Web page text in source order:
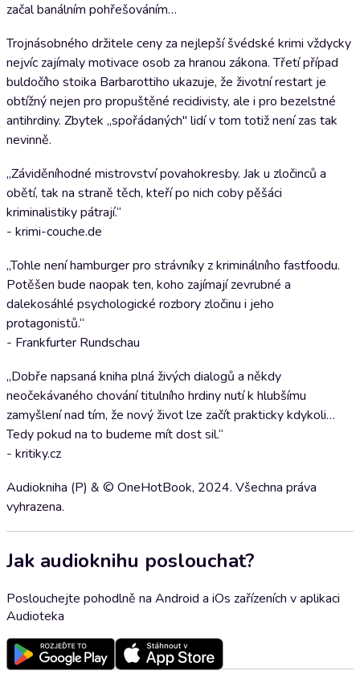
začal banálním pohřešováním…
Trojnásobného držitele ceny za nejlepší švédské krimi vždycky
nejvíc zajímaly motivace osob za hranou zákona. Třetí případ
buldočího stoika Barbarottiho ukazuje, že životní restart je
obtížný nejen pro propuštěné recidivisty, ale i pro bezelstné
antihrdiny. Zbytek „spořádaných" lidí v tom totiž není zas tak
nevinně.
„Záviděníhodné mistrovství povahokresby. Jak u zločinců a
obětí, tak na straně těch, kteří po nich coby pěšáci
kriminalistiky pátrají.“
- krimi-couche.de
„Tohle není hamburger pro strávníky z kriminálního fastfoodu.
Potěšen bude naopak ten, koho zajímají zevrubné a
dalekosáhlé psychologické rozbory zločinu i jeho
protagonistů.“
- Frankfurter Rundschau
„Dobře napsaná kniha plná živých dialogů a někdy
neočekávaného chování titulního hrdiny nutí k hlubšímu
zamyšlení nad tím, že nový život lze začít prakticky kdykoli…
Tedy pokud na to budeme mít dost sil.“
- kritiky.cz
Audiokniha (P) & © OneHotBook, 2024. Všechna práva
vyhrazena.
Jak audioknihu poslouchat?
Poslouchejte pohodlně na Android a iOs zařízeních v aplikaci
Audioteka